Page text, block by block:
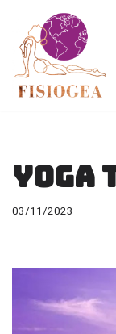
Saltar
contenido
03/11/2023